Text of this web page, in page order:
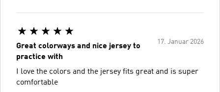
17. Januar 2026
Great colorways and nice jersey to
practice with
I love the colors and the jersey fits great and is super
comfortable